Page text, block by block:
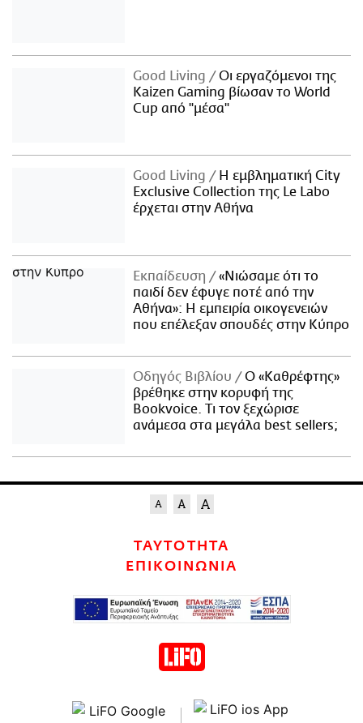
Good Living
Οι εργαζόμενοι της
Kaizen Gaming βίωσαν το World
Cup από "μέσα"
Good Living
Η εμβληματική City
Exclusive Collection της Le Labo
έρχεται στην Αθήνα
Εκπαίδευση
«Νιώσαμε ότι το
παιδί δεν έφυγε ποτέ από την
Αθήνα»: Η εμπειρία οικογενειών
που επέλεξαν σπουδές στην Κύπρο
Οδηγός Βιβλίου
Ο «Καθρέφτης»
βρέθηκε στην κορυφή της
Bookvoice. Τι τον ξεχώρισε
ανάμεσα στα μεγάλα best sellers;
ΤΑΥΤΟΤΗΤΑ
ΕΠΙΚΟΙΝΩΝΙΑ